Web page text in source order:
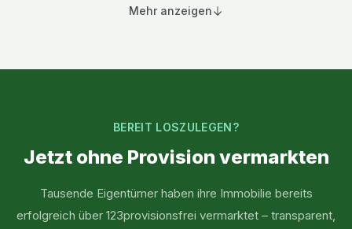
Mehr anzeigen
BEREIT LOSZULEGEN?
Jetzt ohne Provision vermarkten
Tausende Eigentümer haben ihre Immobilie bereits
erfolgreich über 123provisionsfrei vermarktet – transparent,